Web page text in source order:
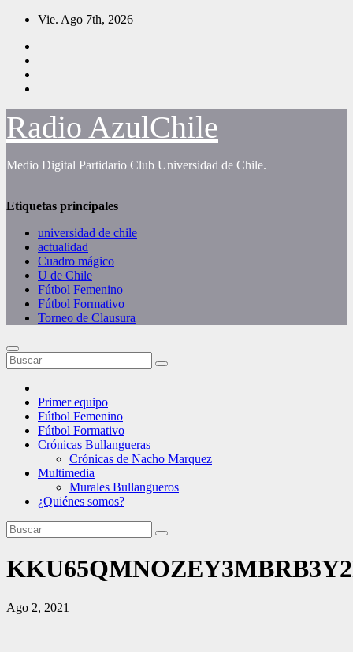
Saltar
contenido
Vie. Ago 7th, 2026
Radio AzulChile
Medio Digital Partidario Club Universidad de Chile.
Etiquetas principales
universidad de chile
actualidad
Cuadro mágico
U de Chile
Fútbol Femenino
Fútbol Formativo
Torneo de Clausura
Primer equipo
Fútbol Femenino
Fútbol Formativo
Crónicas Bullangueras
Crónicas de Nacho Marquez
Multimedia
Murales Bullangueros
¿Quiénes somos?
Ago 2, 2021